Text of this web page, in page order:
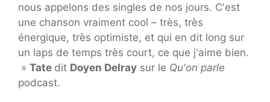
nous appelons des singles de nos jours. C'est
une chanson vraiment cool – très, très
énergique, très optimiste, et qui en dit long sur
un laps de temps très court, ce que j'aime bien.
» Tate dit Doyen Delray sur le Qu'on parle
podcast.